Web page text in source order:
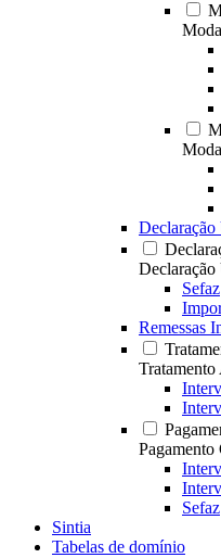
Sefaz
Remessas
Pagamento
Sefaz
Sintia
Tabelas de domínio